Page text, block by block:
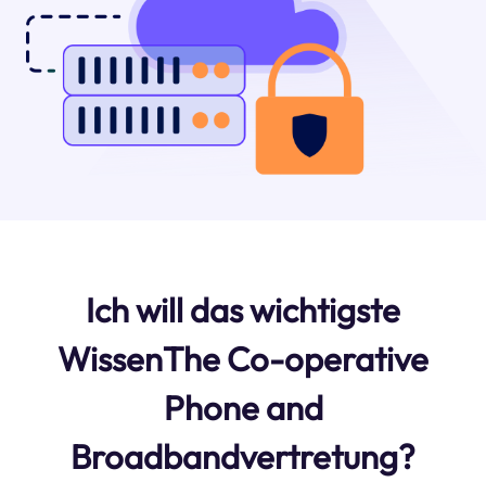
Ich will das wichtigste
WissenThe Co-operative
Phone and
Broadbandvertretung?